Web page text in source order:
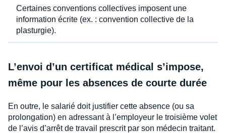
Certaines conventions collectives imposent une
information écrite (ex. : convention collective de la
plasturgie).
L’envoi d’un certificat médical s’impose,
même pour les absences de courte durée
En outre, le salarié doit justifier cette absence (ou sa
prolongation) en adressant à l’employeur le troisième volet
de l’avis d’arrêt de travail prescrit par son médecin traitant.